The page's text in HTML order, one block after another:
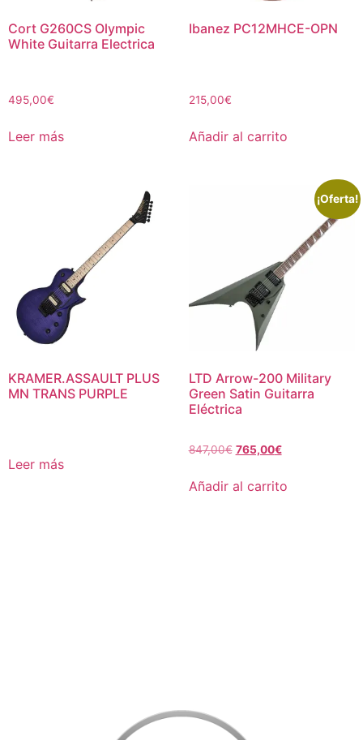
Cort G260CS Olympic
White Guitarra Electrica
495,00€
Leer más
Ibanez PC12MHCE-OPN
215,00€
Añadir al carrito
KRAMER.ASSAULT PLUS
MN TRANS PURPLE
Leer más
¡Oferta!
LTD Arrow-200 Military
Green Satin Guitarra
Eléctrica
847,00€ 765,00€
Añadir al carrito